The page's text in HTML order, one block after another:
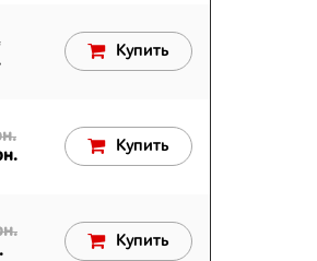
Купить
Купить
Купить